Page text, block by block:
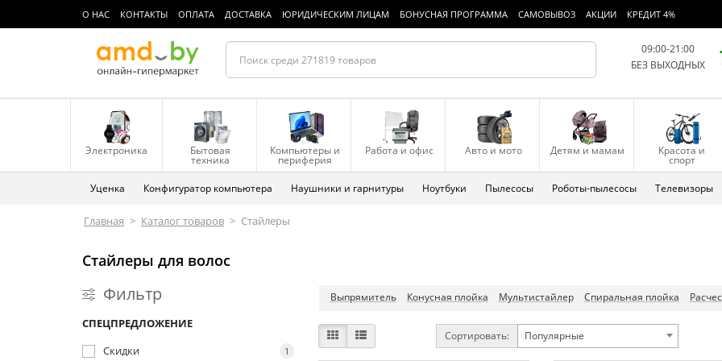
О НАС КОНТАКТЫ ОПЛАТА ДОСТАВКА ЮРИДИЧЕСКИМ ЛИЦАМ БОНУСНАЯ ПРОГРАММА САМОВЫВОЗ АКЦИИ КРЕДИТ 4%
09:00-21:00
БЕЗ ВЫХОДНЫХ
Электроника Бытовая
техника
Компьютеры и
периферия
Работа и офис Авто и мото Детям и мамам Красота и
спорт
Уценка Конфигуратор компьютера Наушники и гарнитуры Ноутбуки Пылесосы Роботы-пылесосы Телевизоры
Главная > Каталог товаров > Стайлеры
Стайлеры для волос
Фильтр
СПЕЦПРЕДЛОЖЕНИЕ
Скидки
1
Выпрямитель Конусная плойка Мультистайлер Спиральная плойка
Сортировать: Популярные